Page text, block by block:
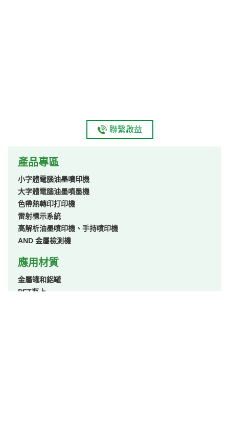
聯繫啟益
產品專區
小字體電腦油墨噴印機
大字體電腦油墨噴墨機
色帶熱轉印打印機
雷射標示系統
高解析油墨噴印機、手持噴印機
AND 金屬檢測機
應用材質
金屬罐和鋁罐
PET瓶上